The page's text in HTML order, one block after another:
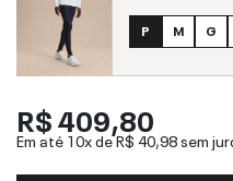
P M G
R$ 409,80
Em até 10x deR$ 40,98sem